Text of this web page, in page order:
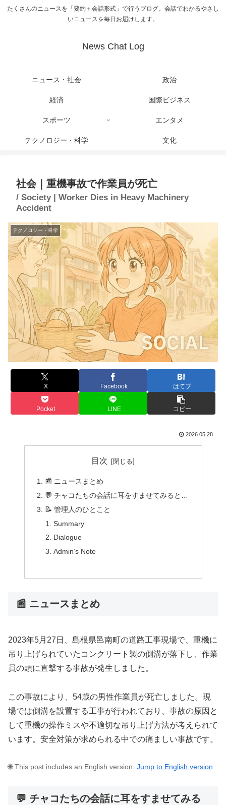
たくさんのニュースを「要約＋会話形式」で行うブログ。会話でわかるやさし
いニュースを毎日お届けします。
News Chat Log
ニュース・社会 政治
経済 国際ビジネス
スポーツ エンタメ
テクノロジー・科学 文化
社会｜重機事故で作業員が死亡
/ Society | Worker Dies in Heavy Machinery
Accident
テクノロジー・科学
X Facebook はてブ
Pocket LINE コピー
2026.05.28
目次
📰 ニュースまとめ
💬 チャコたちの会話に耳をすませてみると…
📝 管理人のひとこと
Summary
Dialogue
Admin’s Note
📰 ニュースまとめ
2023年5月27日、島根県邑南町の道路工事現場で、重機に
吊り上げられていたコンクリート製の側溝が落下し、作業
員の頭に直撃する事故が発生しました。
この事故により、54歳の男性作業員が死亡しました。現
場では側溝を設置する工事が行われており、事故の原因と
して重機の操作ミスや不適切な吊り上げ方法が考えられて
います。安全対策が求められる中での痛ましい事故です。
🌐 This post includes an English version. Jump to English version
💬 チャコたちの会話に耳をすませてみる